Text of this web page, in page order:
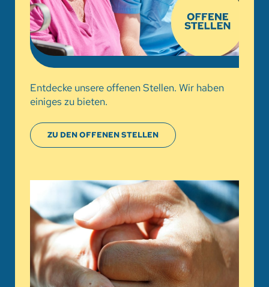
Entdecke unsere offenen Stellen. Wir haben
einiges zu bieten.
ZU DEN OFFENEN STELLEN